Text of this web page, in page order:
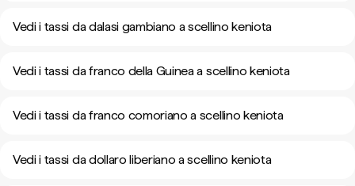
Vedi i tassi da dalasi gambiano a scellino keniota
Vedi i tassi da franco della Guinea a scellino keniota
Vedi i tassi da franco comoriano a scellino keniota
Vedi i tassi da dollaro liberiano a scellino keniota